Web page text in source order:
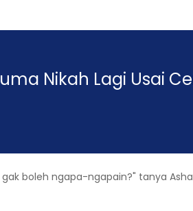
Nikah Lagi Usai
boleh ngapa-ngapain?" tanya